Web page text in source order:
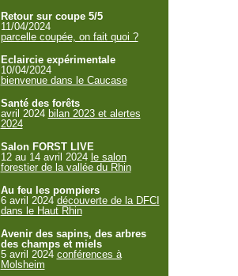
Retour sur coupe 5/5
11/04/2024
parcelle coupée, on fait quoi ?
Eclaircie expérimentale
10/04/2024
bienvenue dans le Caucase
Santé des forêts
avril 2024 bilan 2023 et alertes
2024
Salon FORST LIVE
12 au 14 avril 2024 le salon
forestier de la vallée du Rhin
Au feu les pompiers
6 avril 2024 découverte de la DFCI
dans le Haut Rhin
Avenir des sapins, des arbres
des champs et miels
5 avril 2024 conférences à
Molsheim